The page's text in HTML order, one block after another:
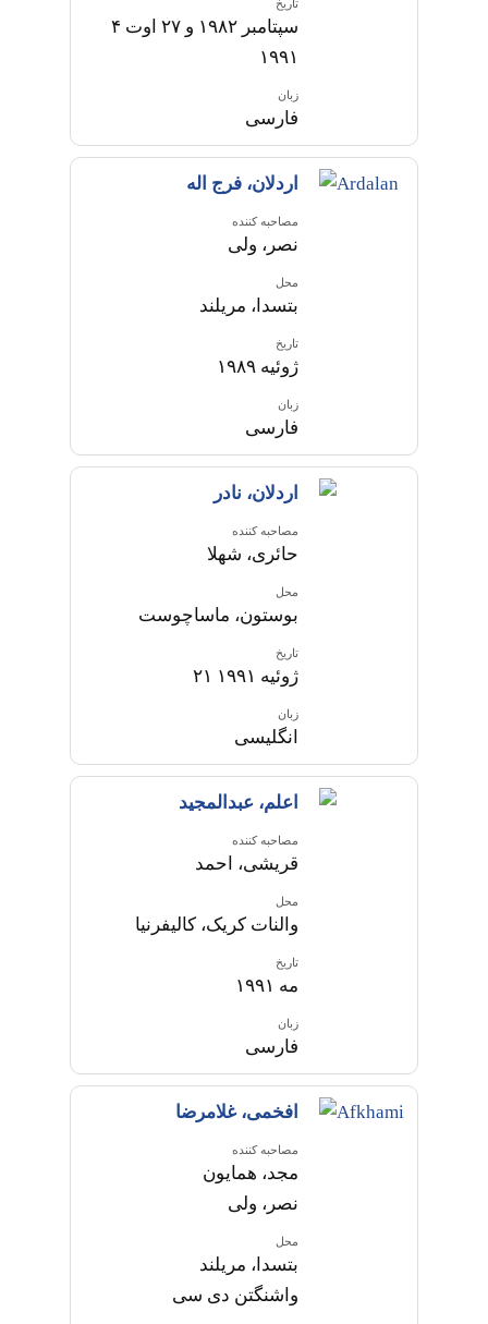
تاریخ
۴ سپتامبر ۱۹۸۲ و ۲۷ اوت
۱۹۹۱
زبان
فارسی
اردلان، فرج اله
مصاحبه کننده
نصر، ولی
محل
بتسدا، مریلند
تاریخ
ژوئیه ۱۹۸۹
زبان
فارسی
اردلان، نادر
مصاحبه کننده
حائری، شهلا
محل
بوستون، ماساچوست
تاریخ
۲۱ ژوئیه ۱۹۹۱
زبان
انگلیسی
اعلم، عبدالمجید
مصاحبه کننده
قریشی، احمد
محل
والنات کریک، کالیفرنیا
تاریخ
مه ۱۹۹۱
زبان
فارسی
افخمی، غلامرضا
مصاحبه کننده
مجد، همایون
نصر، ولی
محل
بتسدا، مریلند
واشنگتن دی سی